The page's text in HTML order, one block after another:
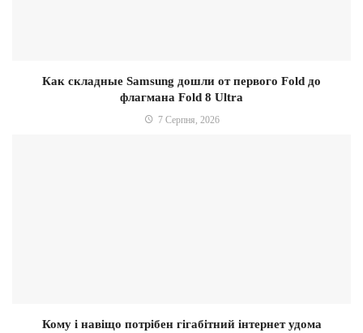
Как складные Samsung дошли от первого Fold до
флагмана Fold 8 Ultra
7 Серпня, 2026
Кому і навіщо потрібен гігабітний інтернет удома